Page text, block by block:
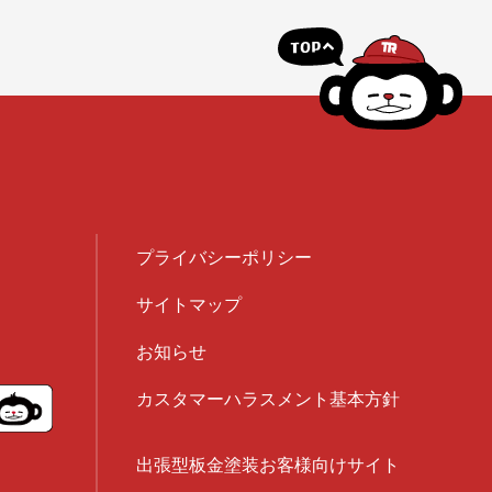
プライバシーポリシー
サイトマップ
お知らせ
カスタマーハラスメント基本方針
出張型板金塗装お客様向けサイト